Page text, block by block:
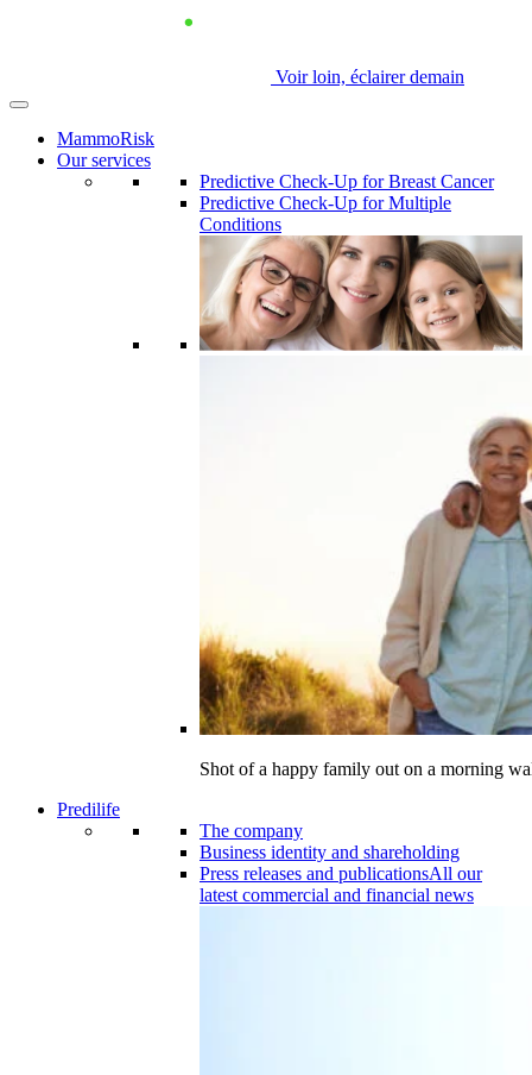
Voir loin, éclairer demain
MammoRisk
Our services
Predictive Check-Up for Breast Cancer
Predictive Check-Up for Multiple
Conditions
Shot of a happy family out on a morning
Predilife
The company
Business identity and shareholding
Press releases and publicationsAll our
latest commercial and financial news